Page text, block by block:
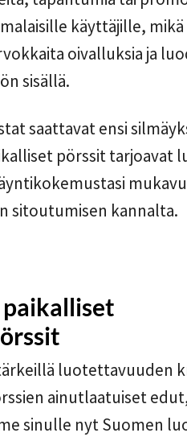
käyttäjille, mikä
oivalluksia ja
sisällä.
saattavat ensi
pörssit tarjoavat
sitoutumisen kannalta.
luotettavuuden
ainutlaatuiset
sinulle nyt Suomen